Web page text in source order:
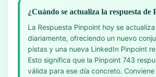
¿Cuándo se actualiza la respuesta de
La Respuesta Pinpoint hoy se actualiza
diariamente, ofreciendo un nuevo
pistas y una nueva LinkedIn Pinpoint
Esto significa que la Pinpoint 743
válida para ese día concreto. Conviene